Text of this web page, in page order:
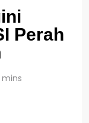
Perah
mins